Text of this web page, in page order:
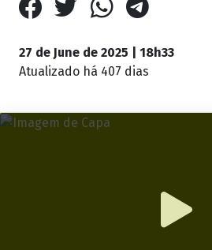
27 de June de 2025 | 18h33
Atualizado há 407 dias